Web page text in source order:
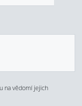
na vědomí jejich